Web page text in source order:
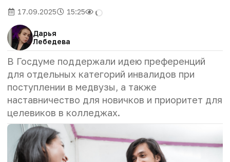
17.09.2025 15:25
Дарья
Лебедева
В Госдуме поддержали идею преференций
для отдельных категорий инвалидов при
поступлении в медвузы, а также
наставничество для новичков и приоритет для
целевиков в колледжах.